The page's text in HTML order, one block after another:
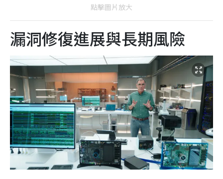
點擊圖片放大
漏洞修復進展與長期風險